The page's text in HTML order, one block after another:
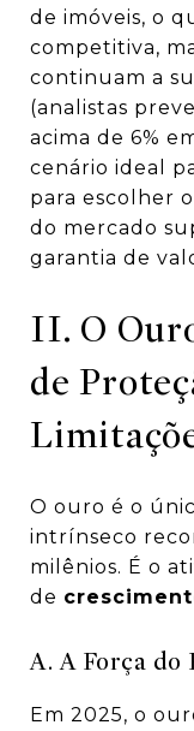
de imóveis, o
competitiva,
continuam a
(analistas
acima de 6%
cenário ideal
para escolher
do mercado
garantia de
II. O
de
O ouro é o
intrínseco
milênios. É o
de
A. A Força do
Em 2025, o